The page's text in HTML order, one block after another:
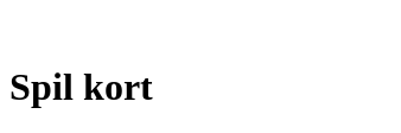
Spil kort